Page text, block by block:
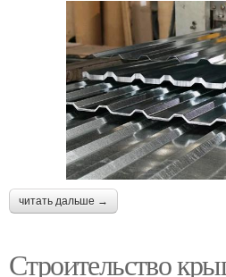
читать дальше →
Строительство